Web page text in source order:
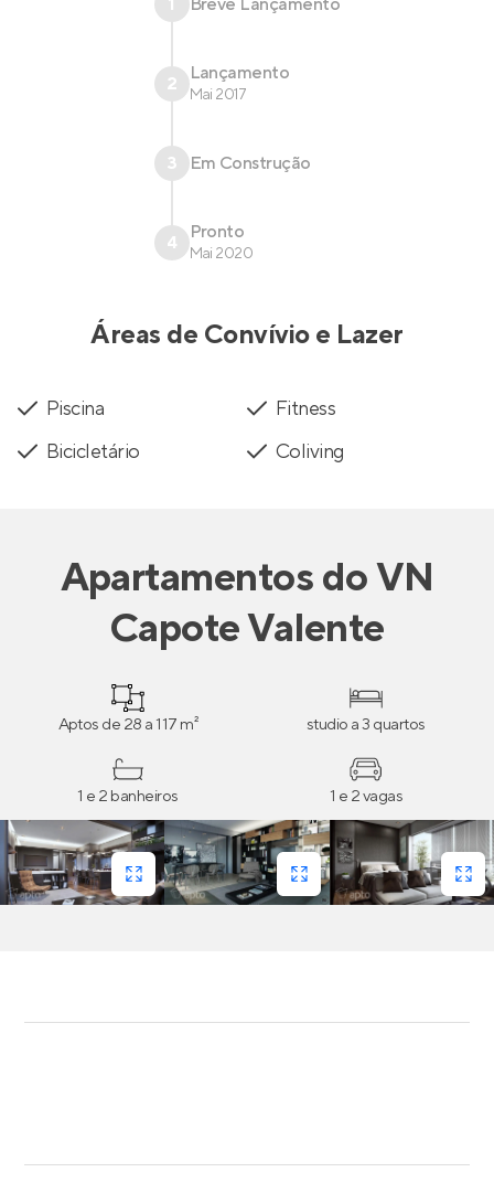
1 Breve Lançamento
2 Lançamento
Mai 2017
3 Em Construção
4 Pronto
Mai 2020
Áreas de Convívio e Lazer
Piscina
Fitness
Bicicletário
Coliving
ApartamentosdoVN
Capote Valente
Aptos de 28 a 117 m² studio a 3 quartos
1 e 2 banheiros 1 e 2 vagas